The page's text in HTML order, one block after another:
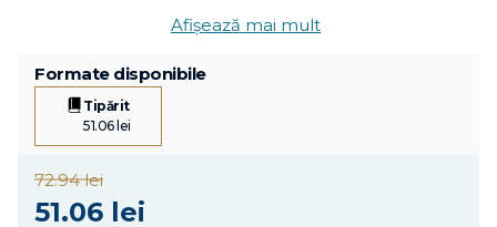
Afișează mai mult
Formate disponibile
Tipărit
51.06 lei
72.94 lei
51.06 lei